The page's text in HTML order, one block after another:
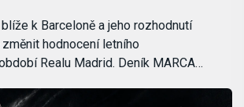
k Barceloně a jeho rozhodnutí
hodnocení letního
Realu Madrid. Deník MARCA…